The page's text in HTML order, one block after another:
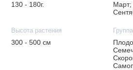
130 - 180г.
Март;
Высота растения
300 - 500 см